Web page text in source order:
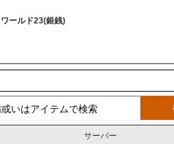
ワールド23(銀銭)
サーバー